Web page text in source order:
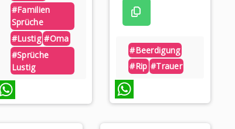
#familien
Sprüche
#lustig #oma
#sprüche
Lustig
#beerdigung
#rip #trauer